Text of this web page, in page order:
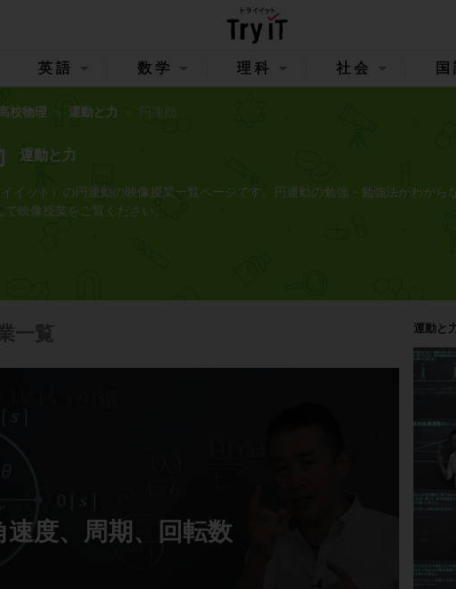
英語 数学 理科 社会
校物理 運動と力 円運動
運動と力
イット）の円運動の映像授業一覧ページです。円運動の勉強・勉強法がわから
映像授業をご覧ください。
一覧
速度、周期、回転数
運動と